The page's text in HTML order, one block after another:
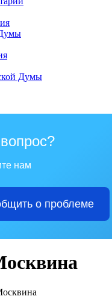
Думы
нам
о проблеме